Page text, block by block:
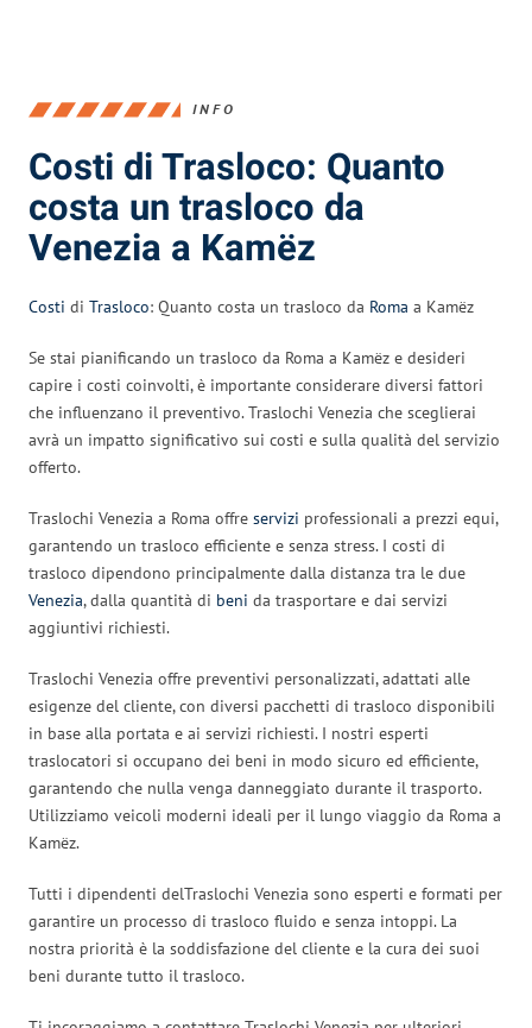
INFO
Costi di Trasloco: Quanto
costa un trasloco da
Venezia a Kamëz
Costi di Trasloco: Quanto costa un trasloco da Roma a Kamëz
Se stai pianificando un trasloco da Roma a Kamëz e desideri
capire i costi coinvolti, è importante considerare diversi fattori
che influenzano il preventivo. Traslochi Venezia che sceglierai
avrà un impatto significativo sui costi e sulla qualità del servizio
offerto.
Traslochi Venezia a Roma offre servizi professionali a prezzi equi,
garantendo un trasloco efficiente e senza stress. I costi di
trasloco dipendono principalmente dalla distanza tra le due
Venezia, dalla quantità di beni da trasportare e dai servizi
aggiuntivi richiesti.
Traslochi Venezia offre preventivi personalizzati, adattati alle
esigenze del cliente, con diversi pacchetti di trasloco disponibili
in base alla portata e ai servizi richiesti. I nostri esperti
traslocatori si occupano dei beni in modo sicuro ed efficiente,
garantendo che nulla venga danneggiato durante il trasporto.
Utilizziamo veicoli moderni ideali per il lungo viaggio da Roma a
Kamëz.
Tutti i dipendenti delTraslochi Venezia sono esperti e formati per
garantire un processo di trasloco fluido e senza intoppi. La
nostra priorità è la soddisfazione del cliente e la cura dei suoi
beni durante tutto il trasloco.